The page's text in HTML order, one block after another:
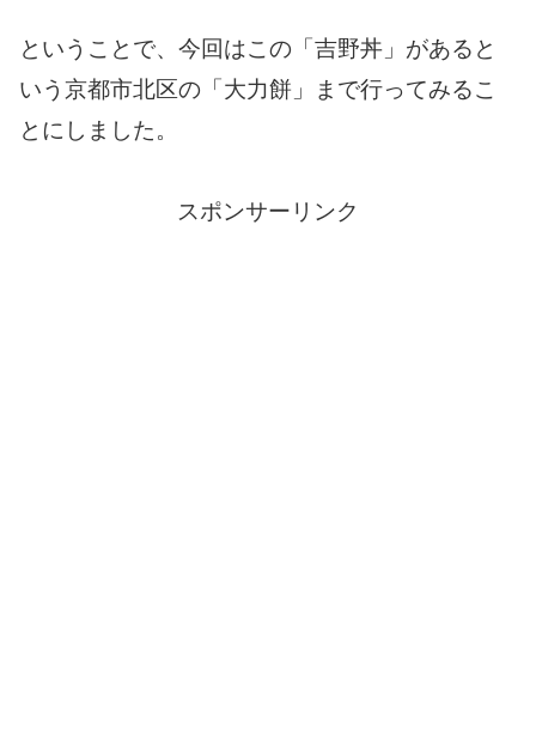
ということで、今回はこの「吉野丼」があると
いう京都市北区の「大力餅」まで行ってみるこ
とにしました。
スポンサーリンク